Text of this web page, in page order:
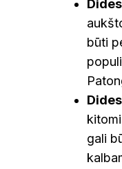
būti
gali